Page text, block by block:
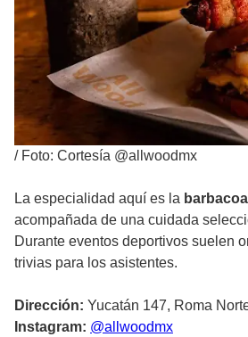
/ Foto: Cortesía @allwoodmx
La especialidad aquí es la
acompañada de una cuidada
Durante eventos deportivos suelen
trivias para los asistentes.
Dirección: Yucatán 147, Roma
Instagram: @allwoodmx